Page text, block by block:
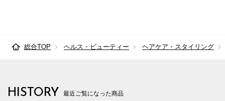
総合TOP ヘルス・ビューティー ヘアケア・スタイリング
HISTORY 最近ご覧になった商品